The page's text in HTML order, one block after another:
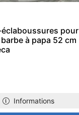
pour
à papa 52 cm
Informations